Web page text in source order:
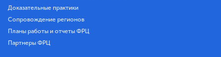
Доказательные практики
Сопровождение регионов
Планы работы и отчеты ФРЦ
Партнеры ФРЦ